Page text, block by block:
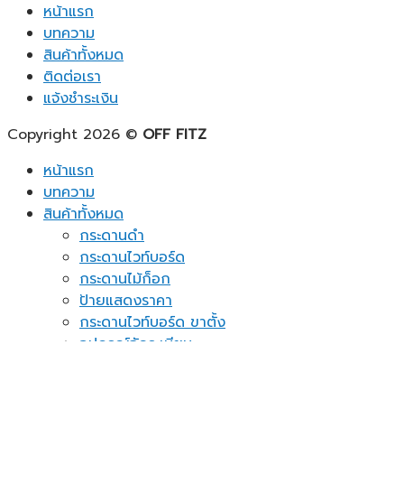
หน้าแรก
บทความ
สินค้าทั้งหมด
ติดต่อเรา
แจ้งชำระเงิน
Copyright 2026 © OFF FITZ
หน้าแรก
บทความ
สินค้าทั้งหมด
กระดานดำ
กระดานไวท์บอร์ด
กระดานไม้ก็อก
ป้ายแสดงราคา
กระดานไวท์บอร์ด ขาตั้ง
อุปกรณ์จัดระเบียบ